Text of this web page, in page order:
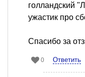
голландский
ужастик про
Спасибо за
0 Ответить